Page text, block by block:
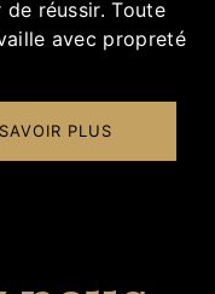
réussir. Toute
avec propreté
PLUS